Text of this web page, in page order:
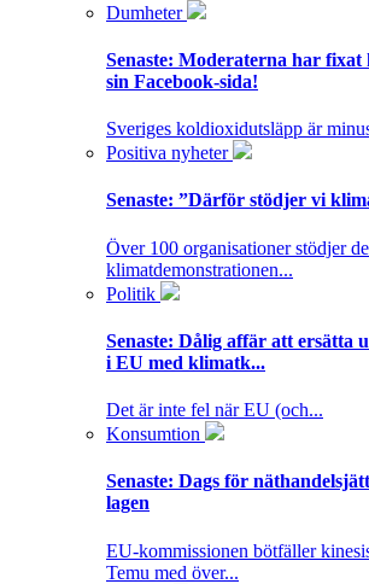
Dumheter
Senaste: Moderaterna har fixat
sin Facebook-sida!
Sveriges koldioxidutsläpp är
Positiva nyheter
Senaste: ”Därför stödjer vi
Över 100 organisationer stödjer
klimatdemonstrationen...
Politik
Senaste: Dålig affär att ersätta
i EU med klimatk...
Det är inte fel när EU (och...
Konsumtion
Senaste: Dags för
lagen
EU-kommissionen bötfäller
Temu med över...